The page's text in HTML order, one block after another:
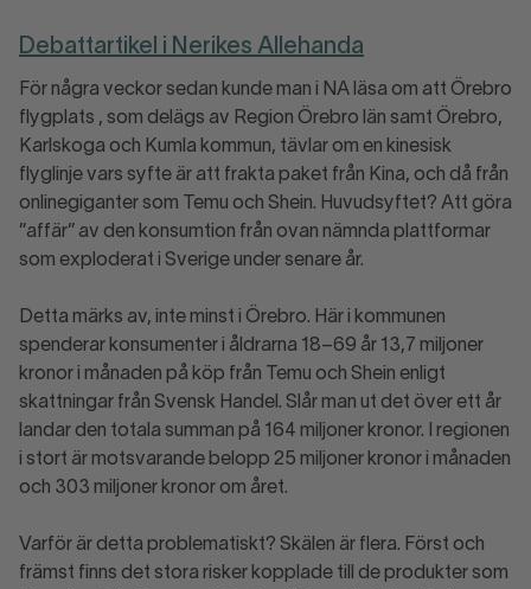
Debattartikel i Nerikes Allehanda
För några veckor sedan kunde man i NA läsa om att Örebro
flygplats , som delägs av Region Örebro län samt Örebro,
Karlskoga och Kumla kommun, tävlar om en kinesisk
flyglinje vars syfte är att frakta paket från Kina, och då från
onlinegiganter som Temu och Shein. Huvudsyftet? Att göra
”affär” av den konsumtion från ovan nämnda plattformar
som exploderat i Sverige under senare år.
Detta märks av, inte minst i Örebro. Här i kommunen
spenderar konsumenter i åldrarna 18–69 år 13,7 miljoner
kronor i månaden på köp från Temu och Shein enligt
skattningar från Svensk Handel. Slår man ut det över ett år
landar den totala summan på 164 miljoner kronor. I regionen
i stort är motsvarande belopp 25 miljoner kronor i månaden
och 303 miljoner kronor om året.
Varför är detta problematiskt? Skälen är flera. Först och
främst finns det stora risker kopplade till de produkter som